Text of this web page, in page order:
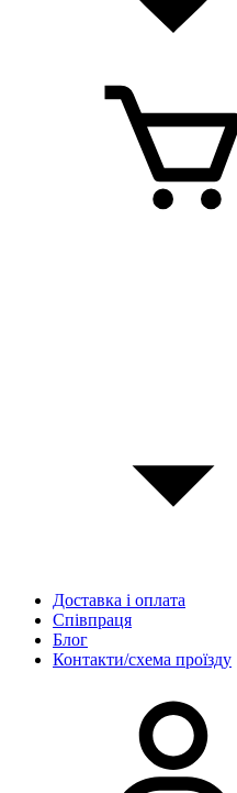
Доставка і оплата
Співпраця
Блог
Контакти/схема проїзду